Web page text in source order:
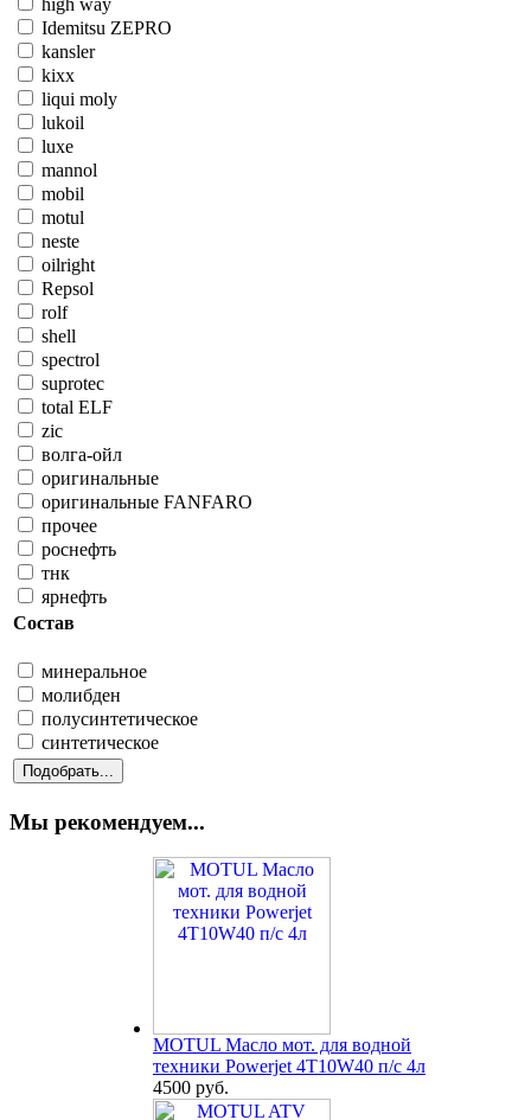
high way
Idemitsu ZEPRO
kansler
kixx
liqui moly
lukoil
luxe
mannol
mobil
motul
neste
oilright
Repsol
rolf
shell
spectrol
suprotec
total ELF
zic
волга-ойл
оригинальные
оригинальные FANFARO
прочее
роснефть
тнк
ярнефть
Состав
минеральное
молибден
полусинтетическое
синтетическое
Мы рекомендуем...
MOTUL Масло мот. для водной
техники Powerjet 4T10W40 п/с 4л
4500 руб.